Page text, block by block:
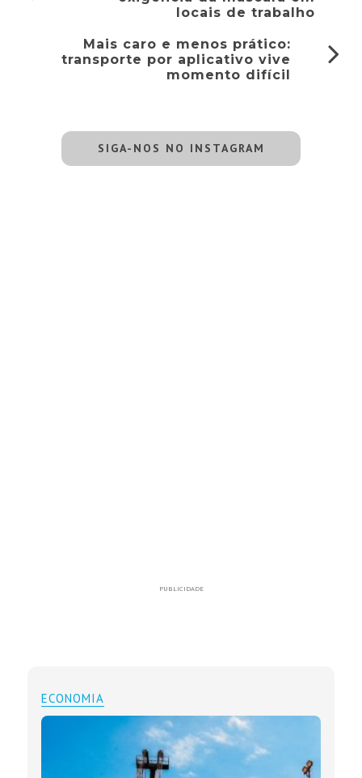
locais de trabalho
Mais caro e menos prático:
transporte por aplicativo vive
momento difícil
SIGA-NOS NO INSTAGRAM
PUBLICIDADE
ECONOMIA